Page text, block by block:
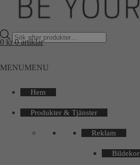
Products
search
0 kr 0 artiklar
MENUMENU
Hem
Produkter & Tjänster
Reklam
Bildekor